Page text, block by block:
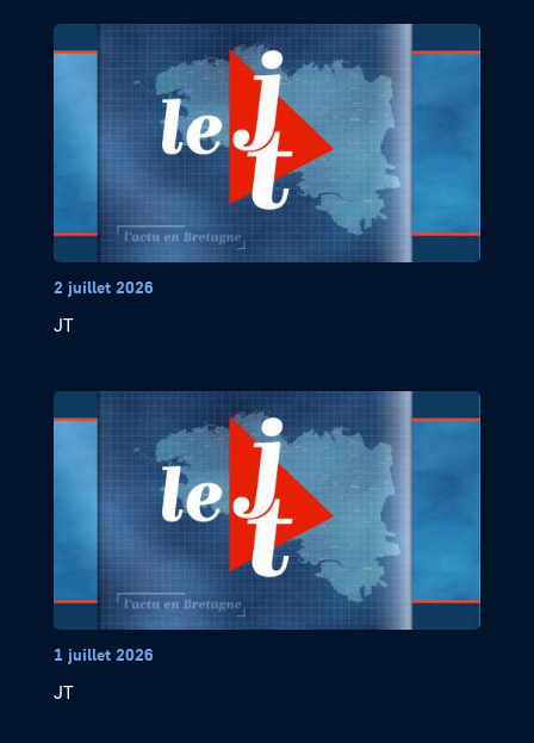
2 juillet 2026
JT
1 juillet 2026
JT